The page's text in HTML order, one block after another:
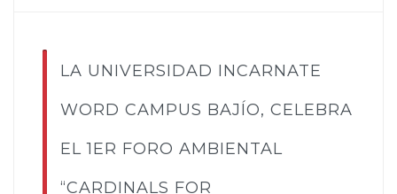
LA UNIVERSIDAD INCARNATE
WORD CAMPUS BAJÍO, CELEBRA
EL 1ER FORO AMBIENTAL
“CARDINALS FOR